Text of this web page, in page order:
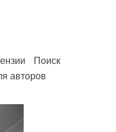
Поиск
авторов